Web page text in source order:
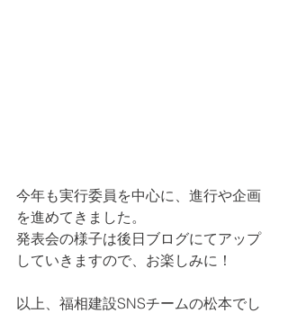
今年も実行委員を中心に、進行や企画
を進めてきました。
発表会の様子は後日ブログにてアップ
していきますので、お楽しみに！
以上、福相建設SNSチームの松本でし